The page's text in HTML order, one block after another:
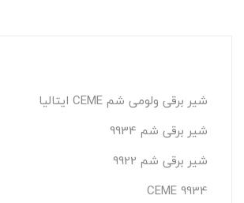
شیر برقی ولومی شم CEME ایتالیا
شیر برقی شم 9934
شیر برقی شم 9922
CEME 9934